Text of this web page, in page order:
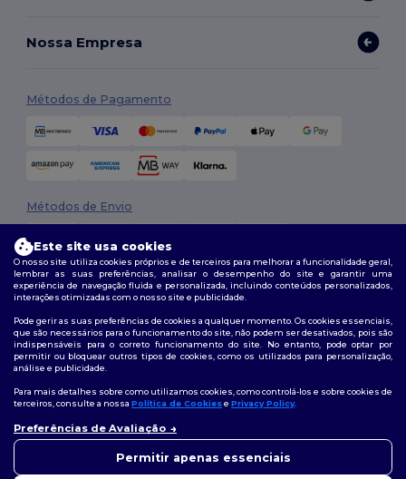
Nossa Empresa
Métodos de Pagamento
Métodos de Envio
2026. Todos os direitos reservados
Termos e Condições|Política de personalização
|Política de cookies|Mapa do Site
Siga-nos
Este site usa cookies
O nosso site utiliza cookies próprios e de terceiros para melhorar a funcionalidade geral,
lembrar as suas preferências, analisar o desempenho do site e garantir uma
experiência de navegação fluida e personalizada, incluindo conteúdos personalizados,
interações otimizadas com o nosso site e publicidade.
Pode gerir as suas preferências de cookies a qualquer momento. Os cookies essenciais,
que são necessários para o funcionamento do site, não podem ser desativados, pois são
indispensáveis para o correto funcionamento do site. No entanto, pode optar por
permitir ou bloquear outros tipos de cookies, como os utilizados para personalização,
análise e publicidade.
Para mais detalhes sobre como utilizamos cookies, como controlá-los e sobre cookies de
terceiros, consulte a nossa Política de Cookiese Privacy Policy.
Preferências de Avaliação
Permitir apenas essenciais
questão, pode contactar-nos a